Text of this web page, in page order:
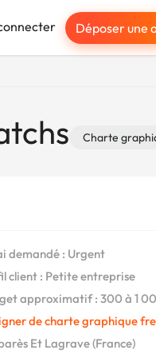
Déposer une
Charte
demandé : Urgent
client : Petite entreprise
approximatif : 300 à 1
de charte graphique
Et Lagrave (France)